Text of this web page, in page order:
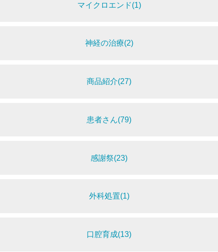
マイクロエンド(1)
神経の治療(2)
商品紹介(27)
患者さん(79)
感謝祭(23)
外科処置(1)
口腔育成(13)